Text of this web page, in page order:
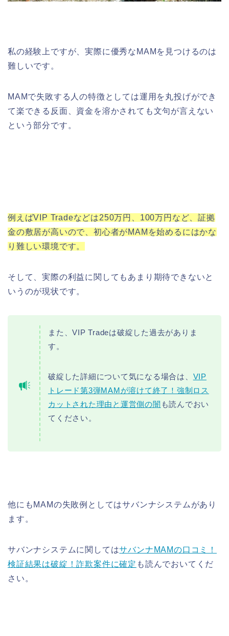
私の経験上ですが、実際に優秀なMAMを見つけるのは
難しいです。
MAMで失敗する人の特徴としては運用を丸投げができ
て楽できる反面、資金を溶かされても文句が言えない
という部分です。
例えばVIP Tradeなどは250万円、100万円など、証拠
金の敷居が高いので、初心者がMAMを始めるにはかな
り難しい環境です。
そして、実際の利益に関してもあまり期待できないと
いうのが現状です。
また、VIP Tradeは破綻した過去がありま
す。
破綻した詳細について気になる場合は、 VIP
トレード第3弾MAMが溶けて終了！強制ロス
カットされた理由と運営側の闇 も読んでおい
てください。
他にもMAMの失敗例としてはサバンナシステムがあり
ます。
サバンナシステムに関してはサバンナMAMの口コミ！
検証結果は破綻！詐欺案件に確定 も読んでおいてくだ
さい。